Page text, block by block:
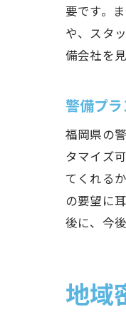
要です。
や、スタ
備会社を
警備プ
福岡県の
タマイズ
てくれる
の要望に
後に、今
地域